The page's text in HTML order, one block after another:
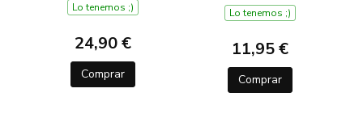
Lo tenemos ;)
24,90 €
Comprar
Lo tenemos ;)
11,95 €
Comprar